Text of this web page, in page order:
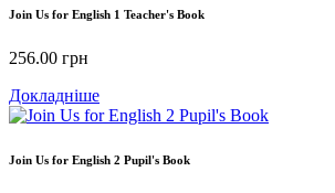
Join Us for English 1 Teacher's Book
256.00 грн
Докладніше
Join Us for English 2 Pupil's Book